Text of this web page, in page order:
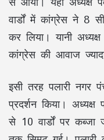
वार्डों में कांग्रेस ने 8
कर लिया। यानी
कांग्रेस की आवाज
इसी तरह पलारी नगर
प्रदर्शन किया।
से 10 वार्डों पर